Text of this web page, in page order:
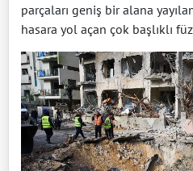
parçaları geniş bir alana
hasara yol açan çok başlıklı